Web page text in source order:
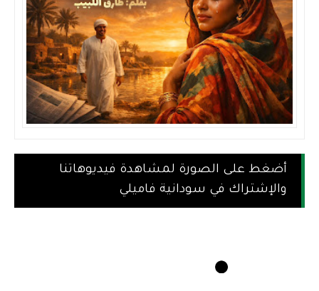
أضغط على الصورة لمشاهدة فيديوهاتنا
والإشتراك في سودانية فاميلي